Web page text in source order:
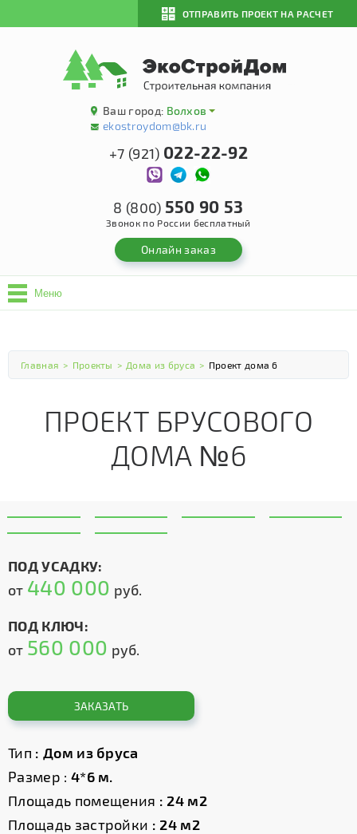
ОТПРАВИТЬ ПРОЕКТ НА РАСЧЕТ
Ваш город: Волхов
ekostroydom@bk.ru
+7 (921) 022-22-92
8 (800) 550 90 53
Звонок по России бесплатный
Онлайн заказ
Меню
Главная > Проекты > Дома из бруса > Проект дома 6
ПРОЕКТ БРУСОВОГО
ДОМА №6
ПОД УСАДКУ:
от 440 000 руб.
ПОД КЛЮЧ:
от 560 000 руб.
ЗАКАЗАТЬ
Тип : Дом из бруса
Размер : 4*6 м.
Площадь помещения : 24 м2
Площадь застройки : 24 м2